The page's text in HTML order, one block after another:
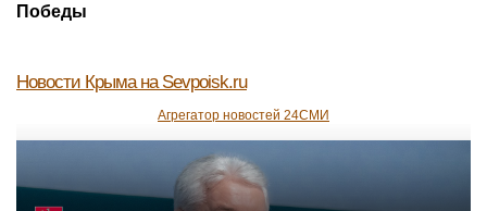
Победы
Новости Крыма на Sevpoisk.ru
Агрегатор новостей 24СМИ